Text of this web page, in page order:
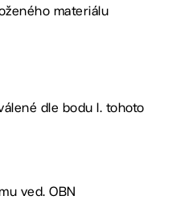
materiálu
dle bodu I. tohoto
ved. OBN